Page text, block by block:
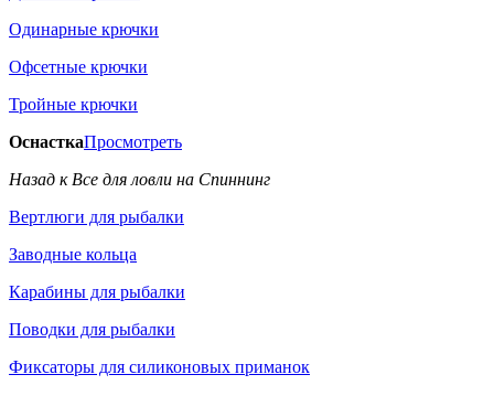
Одинарные крючки
Офсетные крючки
Тройные крючки
ОснасткаПросмотреть
Назад к Все для ловли на Спиннинг
Вертлюги для рыбалки
Заводные кольца
Карабины для рыбалки
Поводки для рыбалки
Фиксаторы для силиконовых приманок